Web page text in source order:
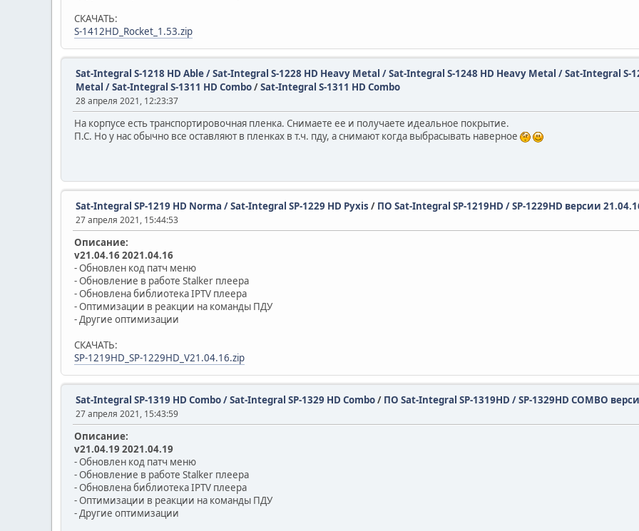
СКАЧАТЬ:
S-1412HD_Rocket_1.53.zip
Sat-Integral S-1218 HD Able / Sat-Integral S-1228 HD Heavy Metal / Sat-Integral S-1248 HD Heavy Metal / Sat-Integral S-
Metal / Sat-Integral S-1311 HD Combo/Sat-Integral S-1311 HD Combo
28 апреля 2021, 12:23:37
На корпусе есть транспортировочная пленка. Снимаете ее и получаете идеальное покрытие.
П.С. Но у нас обычно все оставляют в пленках в т.ч. пду, а снимают когда выбрасывать наверное
Sat-Integral SP-1219 HD Norma / Sat-Integral SP-1229 HD Pyxis / ПО Sat-Integral SP-1219HD / SP-1229HD версии
27 апреля 2021, 15:44:53
Описание:
v21.04.16 2021.04.16
- Обновлен код патч меню
- Обновление в работе Stalker плеера
- Обновлена библиотека IPTV плеера
- Оптимизации в реакции на команды ПДУ
- Другие оптимизации
СКАЧАТЬ:
SP-1219HD_SP-1229HD_V21.04.16.zip
Sat-Integral SP-1319 HD Combo / Sat-Integral SP-1329 HD Combo/ ПО Sat-Integral SP-1319HD / SP-1329HD COMBO
27 апреля 2021, 15:43:59
Описание:
v21.04.19 2021.04.19
- Обновлен код патч меню
- Обновление в работе Stalker плеера
- Обновлена библиотека IPTV плеера
- Оптимизации в реакции на команды ПДУ
- Другие оптимизации